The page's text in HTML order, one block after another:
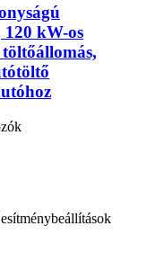
kW-os